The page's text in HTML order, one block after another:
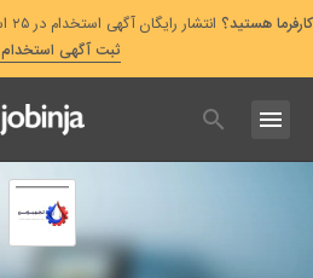
کارفرما هستید؟ انتشار رایگان آگهی استخدام در ۲۵ استان و ۲۶ دسته‌بندی شغلی
ثبت آگهی استخدام